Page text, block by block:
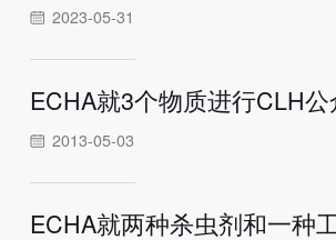
2023-05-31
ECHA就3个物质进行CLH公
2013-05-03
ECHA就两种杀虫剂和一种